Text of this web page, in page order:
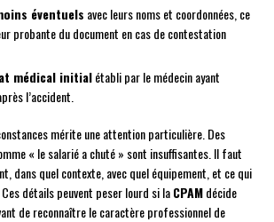
éventuels avec leurs noms et coordonnées, ce
probante du document en cas de contestation
médical initialétabli par le médecin ayant
l’accident.
mérite une attention particulière. Des
« le salarié a chuté » sont insuffisantes. Il faut
dans quel contexte, avec quel équipement, et ce qui
détails peuvent peser lourd si laCPAMdécide
de reconnaître le caractère professionnel de